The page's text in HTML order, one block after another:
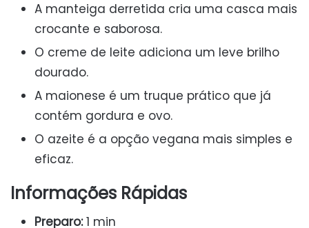
A manteiga derretida cria uma casca mais
crocante e saborosa.
O creme de leite adiciona um leve brilho
dourado.
A maionese é um truque prático que já
contém gordura e ovo.
O azeite é a opção vegana mais simples e
eficaz.
Informações Rápidas
Preparo:1 min